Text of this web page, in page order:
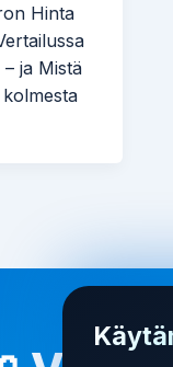
Hinta
ja Mistä